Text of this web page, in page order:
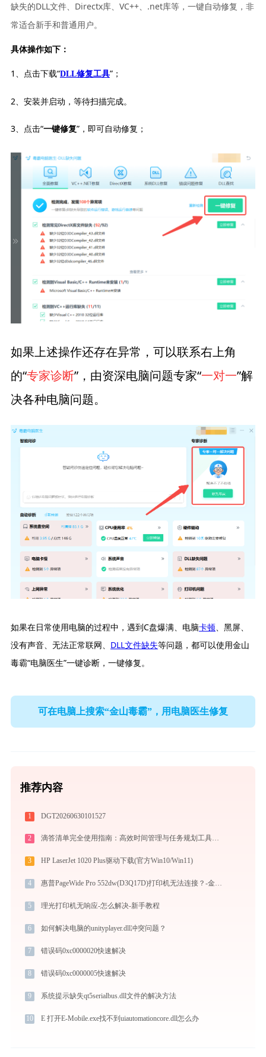
缺失的DLL文件、Directx库、VC++、.net库等，一键自动修复，非
常适合新手和普通用户。
具体操作如下：
1、点击下载“DLL修复工具”；
2、安装并启动，等待扫描完成。
3、点击“一键修复”，即可自动修复；
如果上述操作还存在异常，可以联系右上角
的“专家诊断”，由资深电脑问题专家“一对一”解
决各种电脑问题。
如果在日常使用电脑的过程中，遇到C盘爆满、电脑卡顿、黑屏、
没有声音、无法正常联网、 DLL文件缺失等问题，都可以使用金山
毒霸“电脑医生”一键诊断，一键修复。
可在电脑上搜索“金山毒霸”，用电脑医生修复
推荐内容
1 DGT20260630101527
2 滴答清单完全使用指南：高效时间管理与任务规划工具，让你的每一天井井有条
3 HP LaserJet 1020 Plus驱动下载(官方Win10/Win11)
4 惠普PageWide Pro 552dw(D3Q17D)打印机无法连接？-金山毒霸
5 理光打印机无响应-怎么解决-新手教程
6 如何解决电脑的unityplayer.dll冲突问题？
7 错误码0xc0000020快速解决
8 错误码0xc0000005快速解决
9 系统提示缺失qt5serialbus.dll文件的解决方法
10 E 打开E-Mobile.exe找不到uiautomationcore.dll怎么办